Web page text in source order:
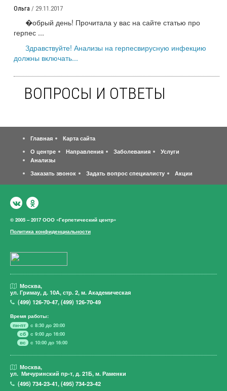
Ольга / 29.11.2017
�обрый день! Прочитала у вас на сайте статью про
герпес ...
Здравствуйте! Анализы на герпесвирусную инфекцию
должны включать...
ВОПРОСЫ И ОТВЕТЫ
Главная
Карта сайта
О центре
Направления Заболевания
Услуги
Анализы
Заказать звонок
Задать вопрос специалисту Акции
© 2005 – 2017 ООО «Герпетический центр»
Политика конфиденциальности
Москва,
ул. Гримау, д. 10А, стр. 2, м. Академическая
(499)126-70-47,(499)126-70-49
Время работы:
пн-пт
с 8:30 до 20:00
сб
с 9:00 до 16:00
вс
с 10:00 до 16:00
Москва,
ул. Мичуринский пр-т,д. 21Б, м. Раменки
(495)734-23-41,(495)734-23-42